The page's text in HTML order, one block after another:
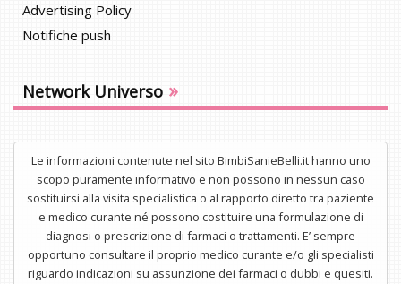
Advertising Policy
Notifiche push
Network Universo »
Le informazioni contenute nel sito BimbiSanieBelli.it hanno uno
scopo puramente informativo e non possono in nessun caso
sostituirsi alla visita specialistica o al rapporto diretto tra paziente
e medico curante né possono costituire una formulazione di
diagnosi o prescrizione di farmaci o trattamenti. E’ sempre
opportuno consultare il proprio medico curante e/o gli specialisti
riguardo indicazioni su assunzione dei farmaci o dubbi e quesiti.